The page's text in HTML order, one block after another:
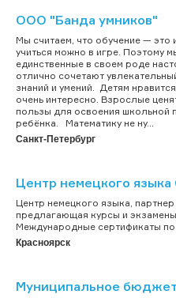
ООО "Банда умников"
Мы считаем, что обучение — это
учиться можно в игре. Поэтому
единственные в своем роде
отлично сочетают
знаний и умений. Детям
очень интересно. Взрослые
пользы для освоения школьной
ребёнка. Математику не ну...
Санкт-Петербург
Центр немецкого
Центр немецкого языка,
предлагающая курсы и
Международные сертификаты по
Красноярск
Муниципальное